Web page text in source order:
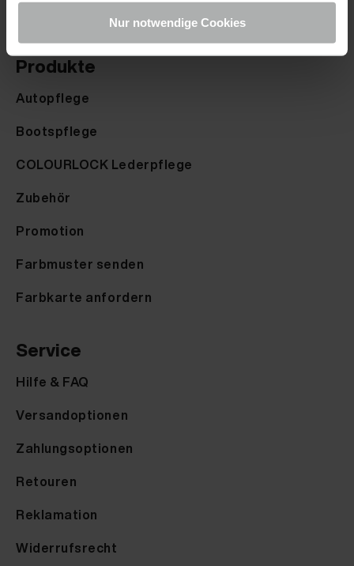
Nur notwendige Cookies
Produkte
Autopflege
Bootspflege
COLOURLOCK Lederpflege
Zubehör
Promotion
Farbmuster senden
Farbkarte anfordern
Service
Hilfe & FAQ
Versandoptionen
Zahlungsoptionen
Retouren
Reklamation
Widerrufsrecht